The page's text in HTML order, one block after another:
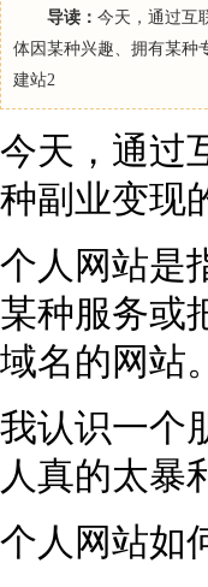
导读： 今天，通过互
体因某种兴趣、拥有某种
建站2
今天，通过
种副业变现
个人网站是
某种服务或
域名的网站。
我认识一个
人真的太暴
个人网站如